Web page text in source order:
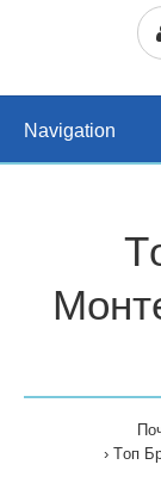
Navigation
Tоп